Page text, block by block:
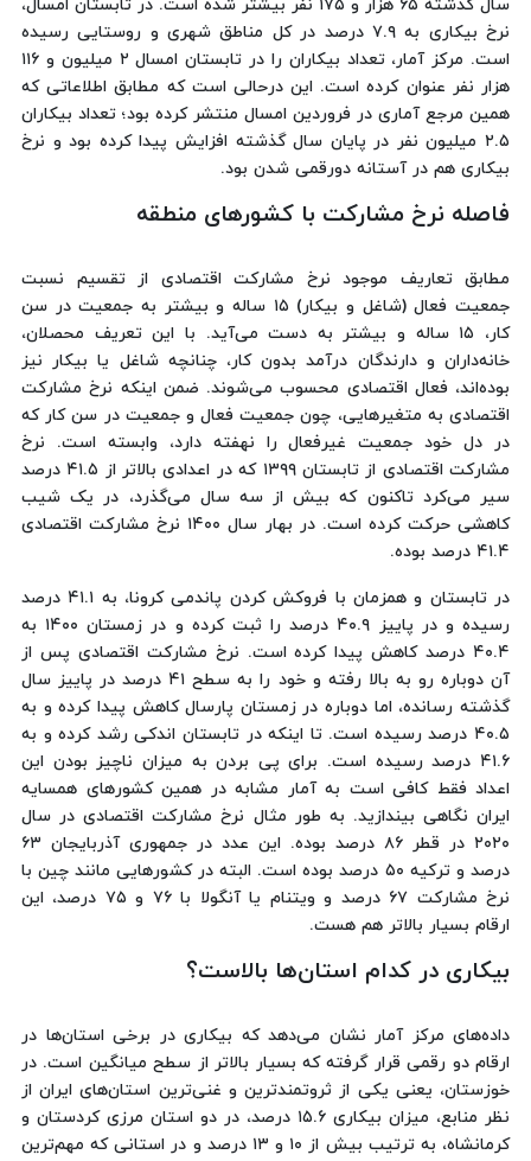
سال گذشته ۶۵ هزار و ۱۷۵ نفر بیشتر شده است. در تابستان امسال،
نرخ بیکاری به ۷.۹ درصد در کل مناطق شهری و روستایی رسیده
است. مرکز آمار، تعداد بیکاران را در تابستان امسال ۲ میلیون و ۱۱۶
هزار نفر عنوان کرده است. این درحالی است که مطابق اطلاعاتی که
همین مرجع آماری در فروردین امسال منتشر کرده بود؛ تعداد بیکاران
۲.۵ میلیون نفر در پایان سال گذشته افزایش پیدا کرده بود و نرخ
بیکاری هم در آستانه دورقمی شدن بود.
فاصله نرخ مشارکت با کشورهای منطقه
مطابق تعاریف موجود نرخ مشارکت اقتصادی از تقسیم نسبت
جمعیت فعال (شاغل و بیکار) ۱۵ ساله و بیشتر به جمعیت در سن
کار، ۱۵ ساله و بیشتر به دست می‌آید. با این تعریف محصلان،
خانه‌داران و دارندگان درآمد بدون کار، چنانچه شاغل یا بیکار نیز
بوده‌اند، فعال اقتصادی محسوب می‌شوند. ضمن اینکه نرخ مشارکت
اقتصادی به متغیرهایی، چون جمعیت فعال و جمعیت در سن کار که
در دل خود جمعیت غیرفعال را نهفته دارد، وابسته است. نرخ
مشارکت اقتصادی از تابستان ۱۳۹۹ که در اعدادی بالاتر از ۴۱.۵ درصد
سیر می‌کرد تاکنون که بیش از سه سال می‌گذرد، در یک شیب
کاهشی حرکت کرده است. در بهار سال ۱۴۰۰ نرخ مشارکت اقتصادی
۴۱.۴ درصد بوده.
در تابستان و همزمان با فروکش کردن پاندمی کرونا، به ۴۱.۱ درصد
رسیده و در پاییز ۴۰.۹ درصد را ثبت کرده و در زمستان ۱۴۰۰ به
۴۰.۴ درصد کاهش پیدا کرده است. نرخ مشارکت اقتصادی پس از
آن دوباره رو به بالا رفته و خود را به سطح ۴۱ درصد در پاییز سال
گذشته رسانده، اما دوباره در زمستان پارسال کاهش پیدا کرده و به
۴۰.۵ درصد رسیده است. تا اینکه در تابستان اندکی رشد کرده و به
۴۱.۶ درصد رسیده است. برای پی بردن به میزان ناچیز بودن این
اعداد فقط کافی است به آمار مشابه در همین کشورهای همسایه
ایران نگاهی بیندازید. به طور مثال نرخ مشارکت اقتصادی در سال
۲۰۲۰ در قطر ۸۶ درصد بوده. این عدد در جمهوری آذربایجان ۶۳
درصد و ترکیه ۵۰ درصد بوده است. البته در کشورهایی مانند چین با
نرخ مشارکت ۶۷ درصد و ویتنام یا آنگولا با ۷۶ و ۷۵ درصد، این
ارقام بسیار بالاتر هم هست.
بیکاری در کدام استان‌ها بالاست؟
داده‌های مرکز آمار نشان می‌دهد که بیکاری در برخی استان‌ها در
ارقام دو رقمی قرار گرفته که بسیار بالاتر از سطح میانگین است. در
خوزستان، یعنی یکی از ثروتمندترین و غنی‌ترین استان‌های ایران از
نظر منابع، میزان بیکاری ۱۵.۶ درصد، در دو استان مرزی کردستان و
کرمانشاه، به ترتیب بیش از ۱۰ و ۱۳ درصد و در استانی که مهم‌ترین